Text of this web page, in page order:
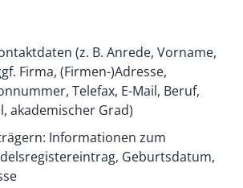
(z. B. Anrede, Vorname,
Firma, (Firmen-)Adresse,
Telefax, E-Mail, Beruf,
akademischer Grad)
Informationen zum
Geburtsdatum,